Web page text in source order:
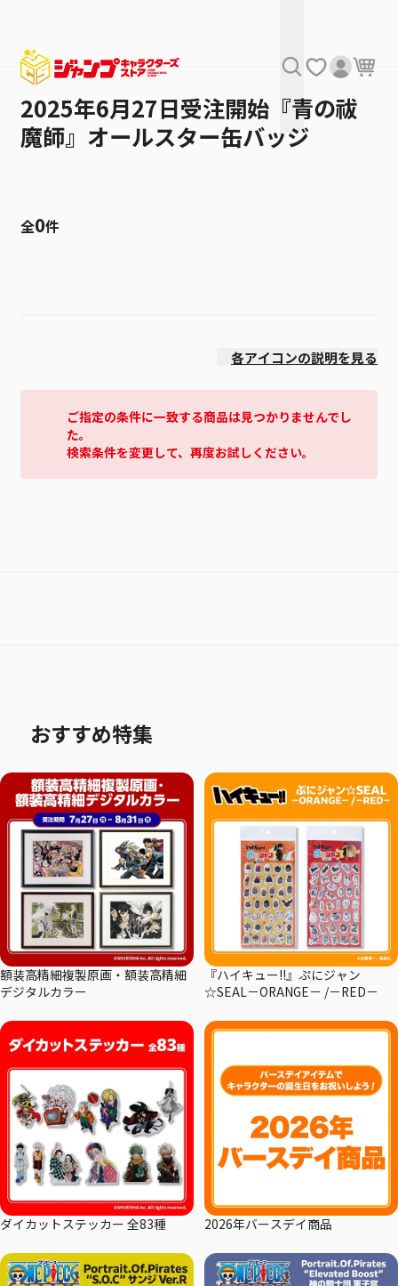
2025年6月27日受注開始『青の祓
魔師』オールスター缶バッジ
全0件
各アイコンの説明を見る
ご指定の条件に一致する商品は見つかりませんでし
た。
検索条件を変更して、再度お試しください。
おすすめ特集
額装高精細複製原画・額装高精細
デジタルカラー
『ハイキュー!!』ぷにジャン
☆SEAL－ORANGE－ /－RED－
ダイカットステッカー 全83種 2026年バースデイ商品